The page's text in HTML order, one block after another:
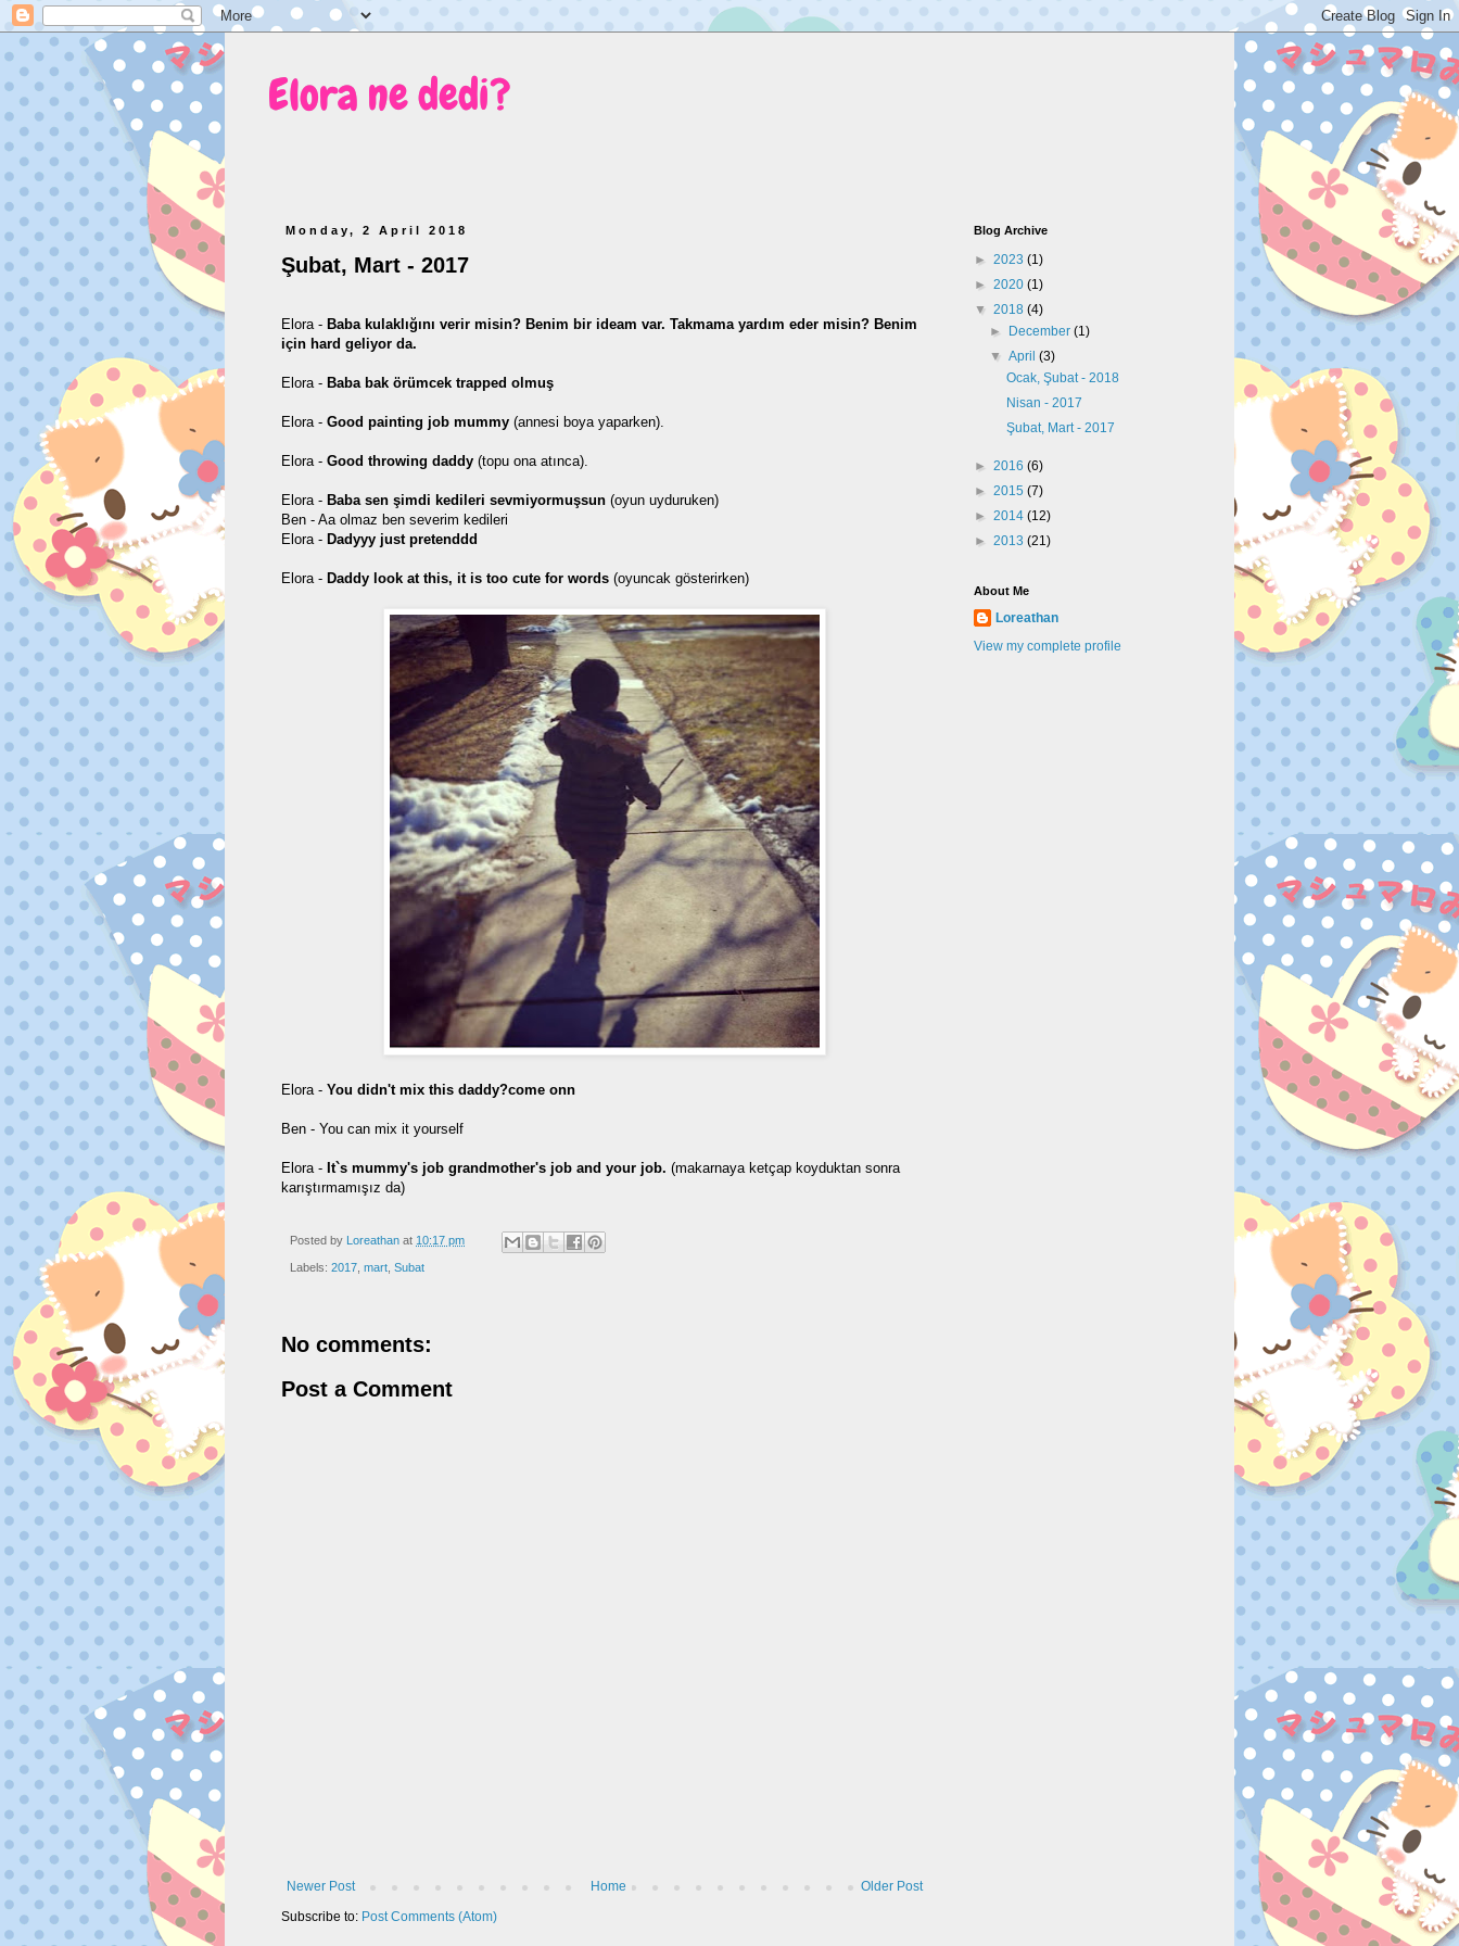
Elora ne dedi?
Monday, 2 April 2018
Şubat, Mart - 2017
Elora - Baba kulaklığını verir misin? Benim bir ideam var. Takmama yardım eder misin? Benim
için hard geliyor da.
Elora - Baba bak örümcek trapped olmuş
Elora - Good painting job mummy (annesi boya yaparken).
Elora - Good throwing daddy (topu ona atınca).
Elora - Baba sen şimdi kedileri sevmiyormuşsun (oyun uyduruken)
Ben - Aa olmaz ben severim kedileri
Elora - Dadyyy just pretenddd
Elora - Daddy look at this, it is too cute for words (oyuncak gösterirken)
Elora - You didn't mix this daddy?come onn
Ben - You can mix it yourself
Elora - It`s mummy's job grandmother's job and your job. (makarnaya ketçap koyduktan sonra
karıştırmamışız da)
Posted by Loreathan at 10:17 pm
Labels: 2017 mart Subat
No comments:
Post a Comment
Newer Post Older Post
Home
Subscribe to: Post Comments (Atom)
Blog Archive
► 2023 (1)
► 2020 (1)
▼ 2018 (4)
►
December(1)
▼April(3)
Ocak, Şubat - 2018
Nisan - 2017
Şubat, Mart - 2017
► 2016 (6)
► 2015 (7)
► 2014 (12)
► 2013 (21)
About Me
Loreathan
View my complete profile